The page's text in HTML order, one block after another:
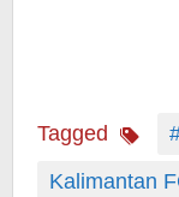
Tagged
Kalimantan